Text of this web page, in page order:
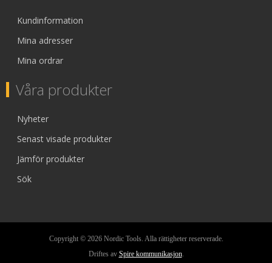
Kundinformation
Mina adresser
Mina ordrar
Våra produkter
Nyheter
Senast visade produkter
Jämför produkter
Sök
Copyright © 2026 Nordic Tools. Alla rättigheter reserverade.
Driftes av Spire kommunikasjon.